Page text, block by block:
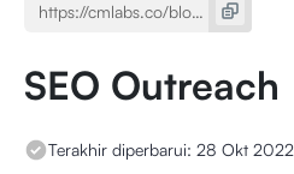
SEO Outreach
Terakhir diperbarui: 28 Okt 2022